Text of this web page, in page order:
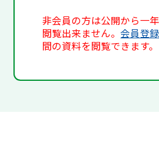
非会員の方は公開から一
閲覧出来ません。会員登録
間の資料を閲覧できます。